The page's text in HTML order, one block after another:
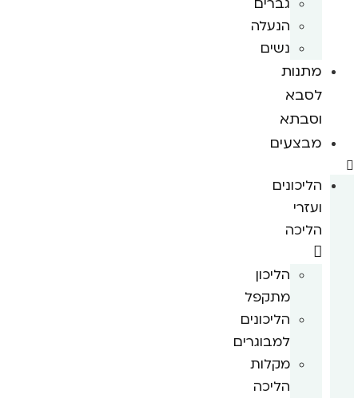
הנעלה
נשים
מתנות
לסבא
וסבתא
מבצעים
הליכונים
ועזרי
הליכה
הליכון
מתקפל
הליכונים
למבוגרים
מקלות
הליכה